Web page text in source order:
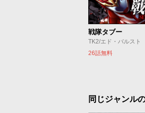
戦隊タブー
TK2/エド・バルスト
26話無料
同じジャンル